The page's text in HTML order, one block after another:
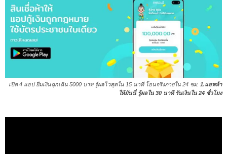
เปิด 4 แอป ยืมเงินฉุกเฉิน 5000 บาท รู้ผลไวสุดใน 15 นาที โอนจริงภายใน 24 ชม. 1.แอพห้า
ให้มันนี่ รู้ผลใน 30 นาที รับเงินใน 24 ชั่วโมง